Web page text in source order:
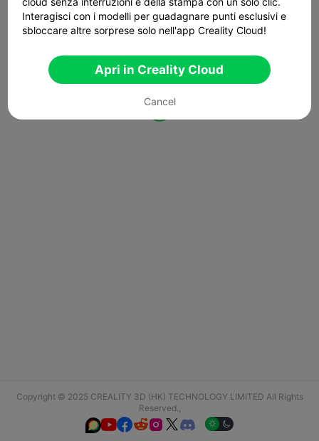
Copyright © 2025 CREALITY 3D (HK) TECHNOLOGY LIMITED All Rights
Reserved.,
  
Interagisci con i modelli per guadagnare punti esclusivi e
sbloccare altre sorprese solo nell'app Creality Cloud!
Apri in Creality Cloud
Cancel